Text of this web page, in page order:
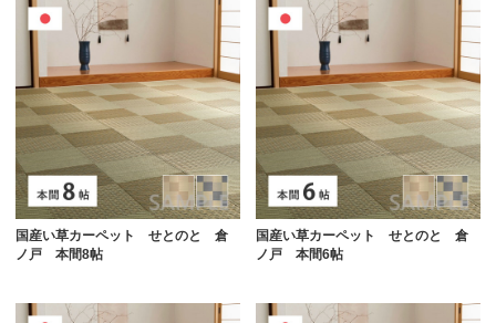
国産い草カーペット せとのと 倉
ノ戸 本間8帖
国産い草カーペット せとのと 倉
ノ戸 本間6帖